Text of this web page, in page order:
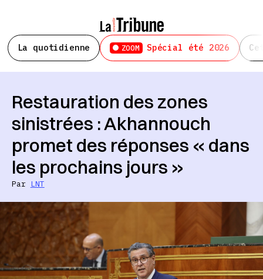
La quotidienne ZOOM Spécial été 2026
Restauration des zones
sinistrées : Akhannouch
promet des réponses « dans
les prochains jours »
Par LNT